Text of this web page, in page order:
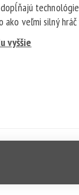
veľmi silný
vyššie